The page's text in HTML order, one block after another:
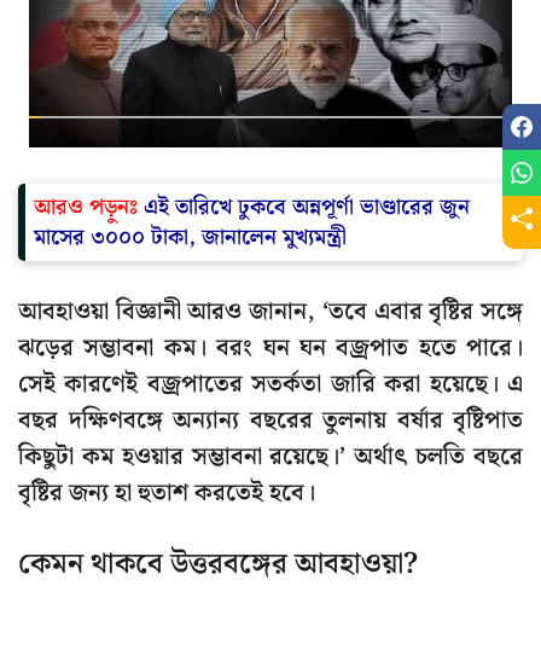
আরও পড়ুনঃএই তারিখে ঢুকবে অন্নপূর্ণা ভাণ্ডারের জুন
মাসের ৩০০০ টাকা, জানালেন মুখ্যমন্ত্রী
আবহাওয়া বিজ্ঞানী আরও জানান, ‘তবে এবার বৃষ্টির সঙ্গে
ঝড়ের সম্ভাবনা কম। বরং ঘন ঘন বজ্রপাত হতে পারে।
সেই কারণেই বজ্রপাতের সতর্কতা জারি করা হয়েছে। এ
বছর দক্ষিণবঙ্গে অন্যান্য বছরের তুলনায় বর্ষার বৃষ্টিপাত
কিছুটা কম হওয়ার সম্ভাবনা রয়েছে।’ অর্থাৎ চলতি বছরে
বৃষ্টির জন্য হা হুতাশ করতেই হবে।
কেমন থাকবে উত্তরবঙ্গের আবহাওয়া?